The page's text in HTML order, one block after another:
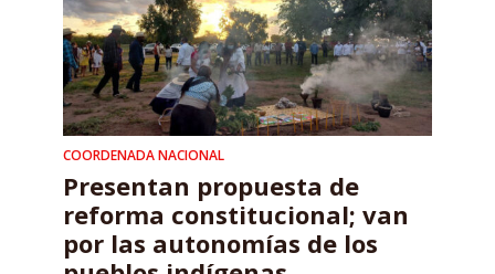
COORDENADA NACIONAL
Presentan propuesta de
reforma constitucional; van
por las autonomías de los